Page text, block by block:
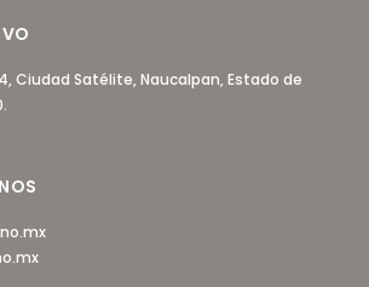
Ciudad Satélite, Naucalpan, Estado de